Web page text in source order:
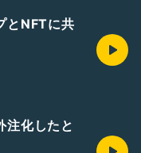
とNFTに共
注化したと